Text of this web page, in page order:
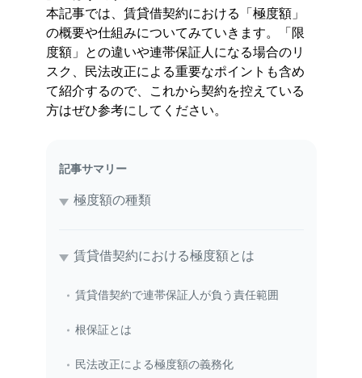
本記事では、賃貸借契約における「極度額」
の概要や仕組みについてみていきます。「限
度額」との違いや連帯保証人になる場合のリ
スク、民法改正による重要なポイントも含め
て紹介するので、これから契約を控えている
方はぜひ参考にしてください。
記事サマリー
極度額の種類
賃貸借契約における極度額とは
賃貸借契約で連帯保証人が負う責任範囲
根保証とは
民法改正による極度額の義務化